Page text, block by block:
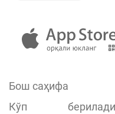
Бош саҳифа
Кўп